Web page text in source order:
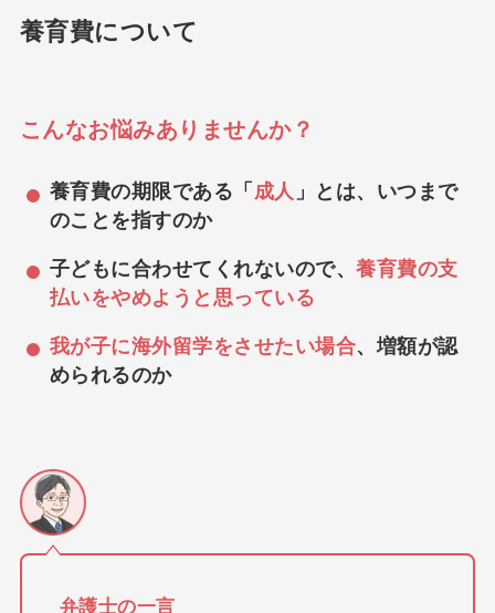
養育費について
こんなお悩みありませんか？
養育費の期限である「 成人 」とは、いつまで
のことを指すのか
子どもに合わせてくれないので、養育費の支
払いをやめようと思っている
我が子に海外留学をさせたい場合、増額が認
められるのか
弁護士の一言